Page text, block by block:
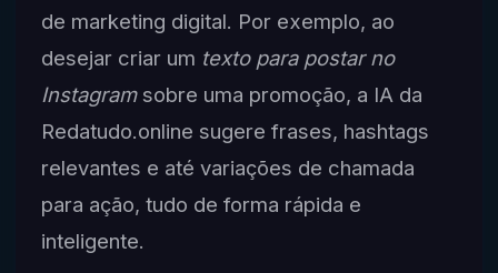
de marketing digital. Por exemplo, ao
desejar criar um texto para postar no
Instagramsobre uma promoção, a IA da
Redatudo.online sugere frases, hashtags
relevantes e até variações de chamada
para ação, tudo de forma rápida e
inteligente.